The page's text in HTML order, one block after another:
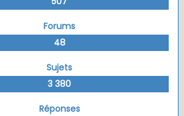
Forums
48
Sujets
3 380
Réponses